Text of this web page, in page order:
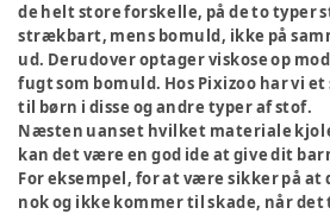
de helt store forskelle, på de to typer
strækbart, mens bomuld, ikke på
ud. Derudover optager viskose op
fugt som bomuld. Hos Pixizoo har vi
til børn i disse og andre typer af stof.
Næsten uanset hvilket materiale
kan det være en god ide at give dit
For eksempel, for at være sikker på
nok og ikke kommer til skade, når